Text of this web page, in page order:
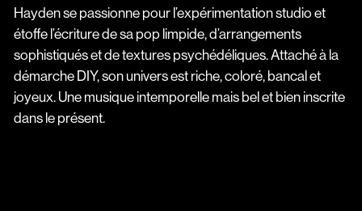
Hayden se passionne pour l’expérimentation studio et
étoffe l’écriture de sa pop limpide, d’arrangements
sophistiqués et de textures psychédéliques. Attaché à la
démarche DIY, son univers est riche, coloré, bancal et
joyeux. Une musique intemporelle mais bel et bien inscrite
dans le présent.